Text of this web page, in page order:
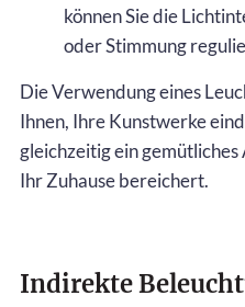
können Sie die
oder Stimmung
Die Verwendung eines
Ihnen, Ihre Kunstwerke
gleichzeitig ein
Ihr Zuhause bereichert.
Indirekte